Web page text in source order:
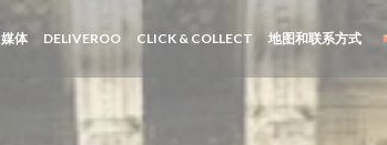
媒体 DELIVEROO((在新窗口中打开))
CLICK & COLLECT((在新窗口中打开))
地图和联系方式